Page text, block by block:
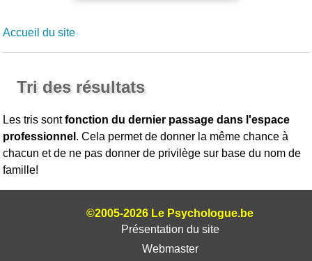
Accueil du site
Tri des résultats
Les tris sontfonction du dernier passage dans l'espace
professionnel . Cela permet de donner la même chance à
chacun et de ne pas donner de privilège sur base du nom de
famille!
©2005-2026 Le Psychologue.be
Présentation du site
Webmaster